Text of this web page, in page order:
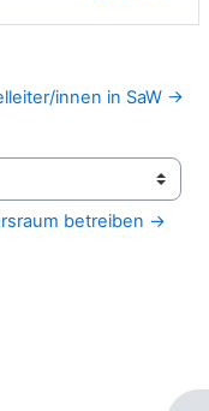
innen in SaW →
betreiben →